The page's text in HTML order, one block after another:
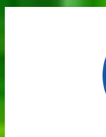
content